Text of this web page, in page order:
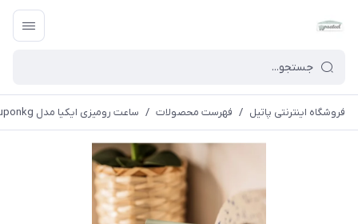
فروشگاه اینترنتی پاتیل / فهرست محصولات / ساعت رومیزی ایکیا مدل Kuponkg